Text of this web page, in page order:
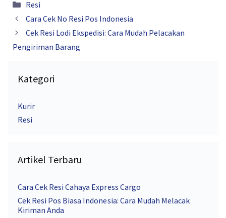
Kategori
Resi
Cara Cek No Resi Pos Indonesia
Cek Resi Lodi Ekspedisi: Cara Mudah Pelacakan
Pengiriman Barang
Kategori
Kurir
Resi
Artikel Terbaru
Cara Cek Resi Cahaya Express Cargo
Cek Resi Pos Biasa Indonesia: Cara Mudah Melacak
Kiriman Anda